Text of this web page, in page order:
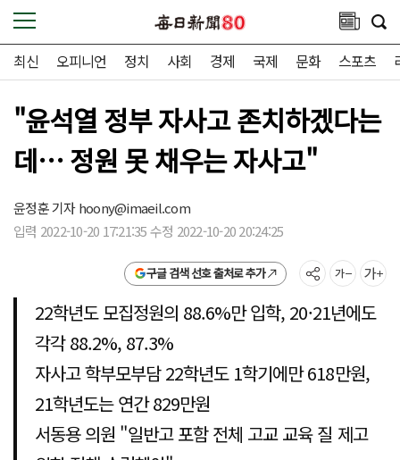
최신 오피니언 정치 사회 경제 국제 문화 스포츠
"윤석열 정부 자사고 존치하겠다는
데… 정원 못 채우는 자사고"
윤정훈 기자hoony@imaeil.com
입력 2022-10-20 17:21:35 수정 2022-10-20 20:24:25
구글 검색 선호 출처로 추가
22학년도 모집정원의 88.6%만 입학, 20·21년에도
각각 88.2%, 87.3%
자사고 학부모부담 22학년도 1학기에만 618만원,
21학년도는 연간 829만원
서동용 의원 "일반고 포함 전체 고교 교육 질 제고